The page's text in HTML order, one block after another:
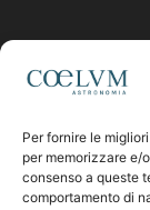
Per fornire le
per memorizzare e/
consenso a queste
comportamento di